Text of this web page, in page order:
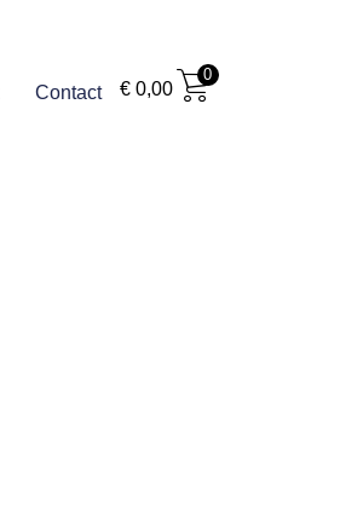
Contact €0,00
0